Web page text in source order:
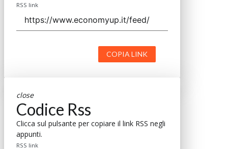
RSS link
COPIA LINK
close
Codice Rss
Clicca sul pulsante per copiare il link RSS negli
appunti.
RSS link